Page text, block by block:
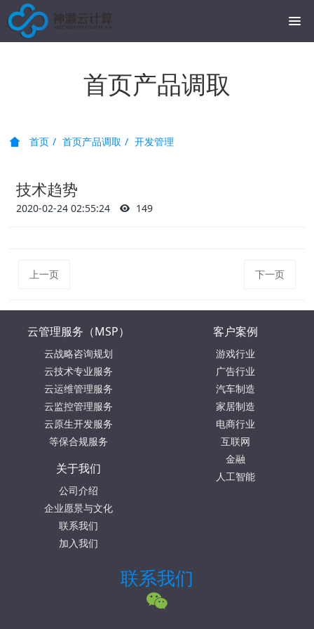
首页产品调取
首页 首页产品调取 开发管理
技术趋势
2020-02-24 02:55:24 149
上一页 下一页
云管理服务（MSP）
云战略咨询规划
云技术专业服务
云运维管理服务
云监控管理服务
云原生开发服务
等保合规服务
客户案例
游戏行业
广告行业
汽车制造
家居制造
电商行业
互联网
金融
人工智能
关于我们
公司介绍
企业愿景与文化
联系我们
加入我们
联系我们